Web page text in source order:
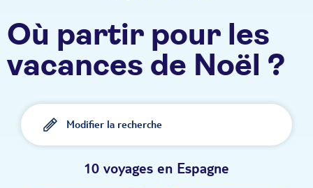
Où partir pour les
vacances de Noël ?
Modifier la recherche
10 voyages en Espagne